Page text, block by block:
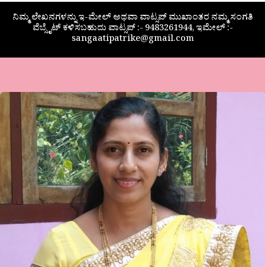
ನಿಮ್ಮ ಲೇಖನಗಳನ್ನು ಇ-ಮೇಲ್ ಅಥವಾ ವಾಟ್ಸಪ್ ಮುಖಾಂತರ ನಮ್ಮ ಸಂಗತಿ
ವೆಬ್ಸೈಟ್ ಕಳಿಸಬಹುದು ವಾಟ್ಸಪ್‌ :- 9483261944, ಇಮೇಲ್ :-
sangaatipatrike@gmail.com
ವಿಮಲಾರುಣ
ಪಡ್ಡಂಬೈಲು
“ಬಣ್ಣದ
ಧಿರಿಸು”